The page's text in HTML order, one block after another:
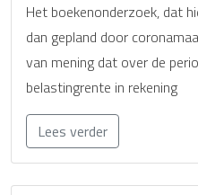
Het boekenonderzoek, dat
dan gepland door
van mening dat over de
belastingrente in rekening
Lees verder